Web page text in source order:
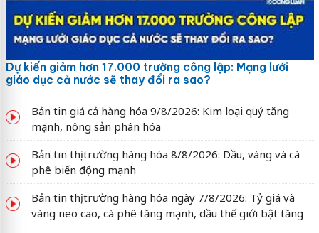
Dự kiến giảm hơn 17.000 trường công lập: Mạng lưới
giáo dục cả nước sẽ thay đổi ra sao?
Bản tin giá cả hàng hóa 9/8/2026: Kim loại quý tăng
mạnh, nông sản phân hóa
Bản tin thị trường hàng hóa 8/8/2026: Dầu, vàng và cà
phê biến động mạnh
Bản tin thị trường hàng hóa ngày 7/8/2026: Tỷ giá và
vàng neo cao, cà phê tăng mạnh, dầu thế giới bật tăng